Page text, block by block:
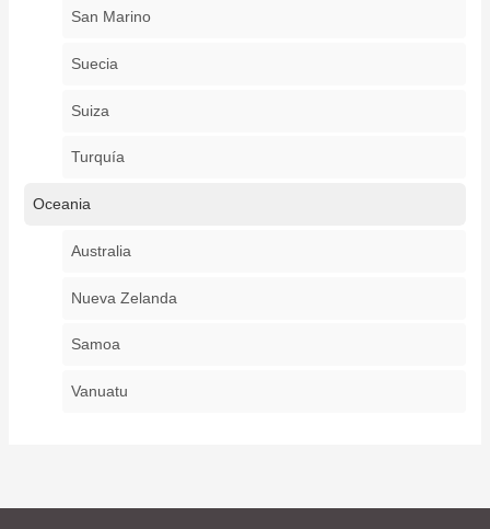
San Marino
Suecia
Suiza
Turquía
Oceania
Australia
Nueva Zelanda
Samoa
Vanuatu